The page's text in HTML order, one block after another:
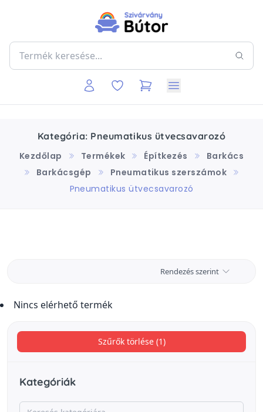
Kategória: Pneumatikus ütvecsavarozó
Kezdőlap
Termékek Építkezés
Barkács
Barkácsgép
Pneumatikus szerszámok
Pneumatikus ütvecsavarozó
Szűrők törlése (1)
Kategóriák
Rendezés szerint
Nincs elérhető termék